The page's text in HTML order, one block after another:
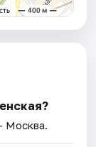
Москва.